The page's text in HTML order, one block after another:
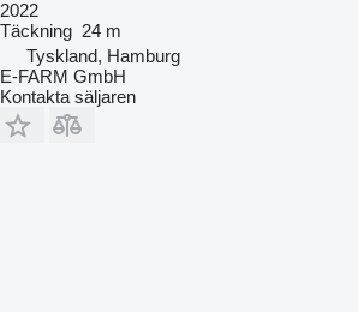
2022
Täckning 24 m
Tyskland, Hamburg
E-FARM GmbH
Kontakta säljaren